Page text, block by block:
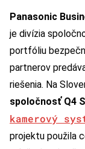
Panasonic
je divízia
portfóliu
partnerov
riešenia. Na
spoločnosť Q4
kamerový
projektu použila